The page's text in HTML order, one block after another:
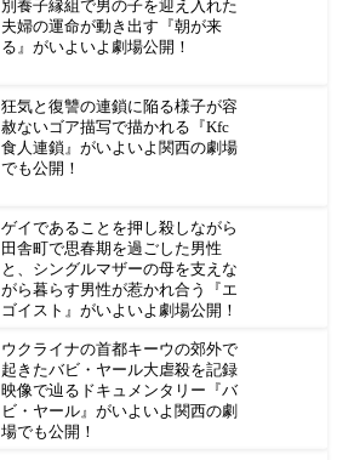
別養子縁組で男の子を迎え入れた
夫婦の運命が動き出す『朝が来
る』がいよいよ劇場公開！
狂気と復讐の連鎖に陥る様子が容
赦ないゴア描写で描かれる『Kfc
食人連鎖』がいよいよ関西の劇場
でも公開！
ゲイであることを押し殺しながら
田舎町で思春期を過ごした男性
と、シングルマザーの母を支えな
がら暮らす男性が惹かれ合う『エ
ゴイスト』がいよいよ劇場公開！
ウクライナの首都キーウの郊外で
起きたバビ・ヤール大虐殺を記録
映像で辿るドキュメンタリー『バ
ビ・ヤール』がいよいよ関西の劇
場でも公開！